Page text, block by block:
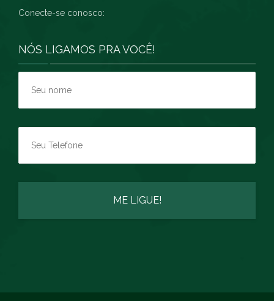
Conecte-se conosco:
NÓS LIGAMOS PRA VOCÊ!